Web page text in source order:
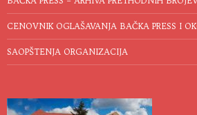
CENOVNIK OGLAŠAVANJA BAČKA PRESS I
SAOPŠTENJA ORGANIZACIJA